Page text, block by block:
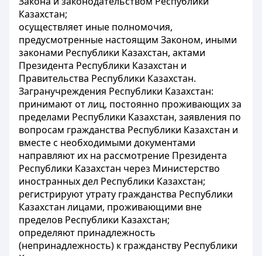
Казахстан;
осуществляет иные полномочия,
предусмотренные настоящим Законом, иными
законами Республики Казахстан, актами
Президента Республики Казахстан и
Правительства Республики Казахстан.
Загранучреждения Республики Казахстан:
принимают от лиц, постоянно проживающих за
пределами Республики Казахстан, заявления по
вопросам гражданства Республики Казахстан и
вместе с необходимыми документами
направляют их на рассмотрение Президента
Республики Казахстан через Министерство
иностранных дел Республики Казахстан;
регистрируют утрату гражданства Республики
Казахстан лицами, проживающими вне
пределов Республики Казахстан;
определяют принадлежность
(непринадлежность) к гражданству Республики